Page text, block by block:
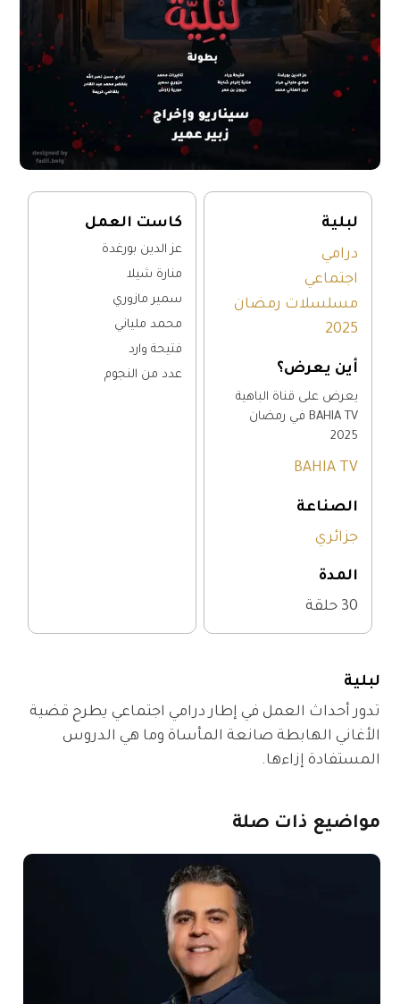
لبلية
درامي
اجتماعي
مسلسلات رمضان
2025
أين يعرض؟
يعرض على قناة الباهية
BAHIA TV في رمضان
2025
BAHIA TV
الصناعة
جزائري
المدة
30 حلقة
كاست العمل
عز الدين بورغدة
منارة شيلا
سمير مازوري
محمد ملياني
فتيحة وارد
عدد من النجوم
لبلية
تدور أحداث العمل في إطار درامي اجتماعي يطرح قضية
الأغاني الهابطة صانعة المأساة وما هي الدروس
المستفادة إزاءها.
مواضيع ذات صلة